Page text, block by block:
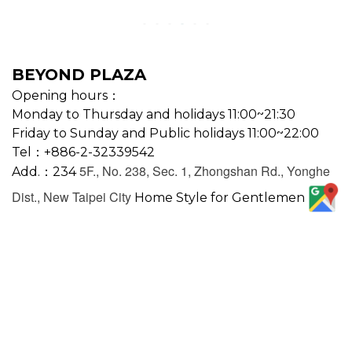
BEYOND PLAZA
Opening hours：
Monday to Thursday and holidays 11:00~21:30
Friday to Sunday and Public holidays 11:00~22:00
Tel：+886-2-32339542
Add.：2345F., No. 238, Sec. 1, Zhongshan Rd., Yonghe
Dist., New Taipei City Home Style for Gentlemen